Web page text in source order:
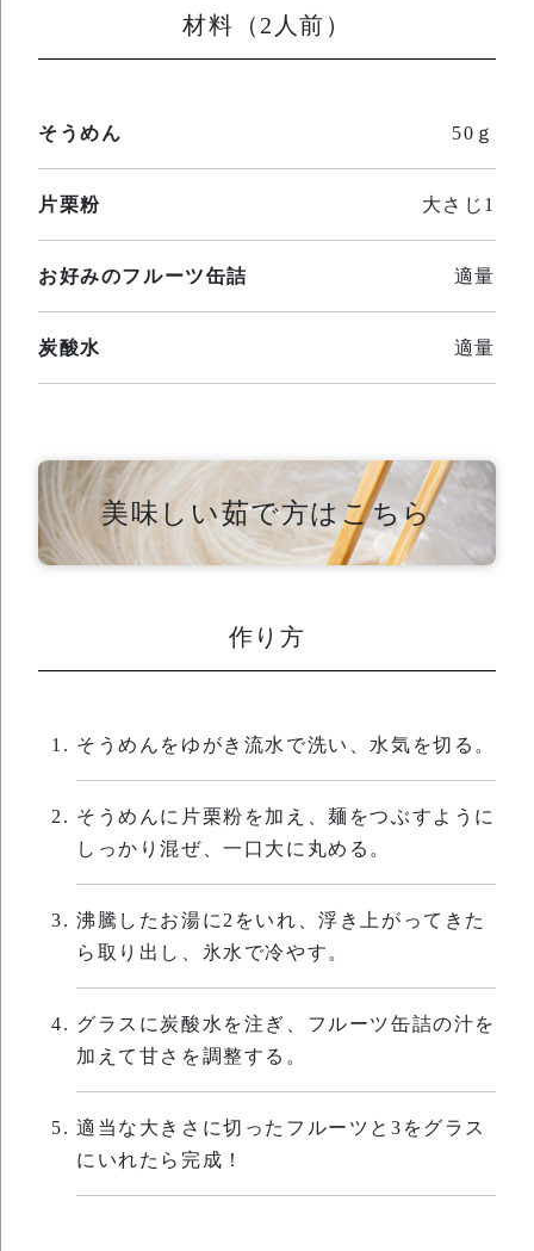
材料（2人前）
そうめん 50ｇ
片栗粉 大さじ1
お好みのフルーツ缶詰 適量
炭酸水 適量
美味しい茹で方はこちら
作り方
そうめんをゆがき流水で洗い、水気を切る。
そうめんに片栗粉を加え、麺をつぶすように
しっかり混ぜ、一口大に丸める。
沸騰したお湯に2をいれ、浮き上がってきた
ら取り出し、氷水で冷やす。
グラスに炭酸水を注ぎ、フルーツ缶詰の汁を
加えて甘さを調整する。
適当な大きさに切ったフルーツと3をグラス
にいれたら完成！